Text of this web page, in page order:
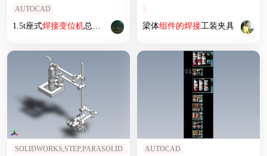
AUTOCAD
1.5t座式焊接变位机总成图 梁体组件的焊接工装夹具
SOLIDWORKS,STEP,PARASOLID AUTOCAD